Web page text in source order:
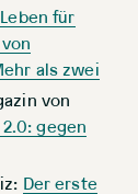
für
als zwei
von
gegen
Der erste